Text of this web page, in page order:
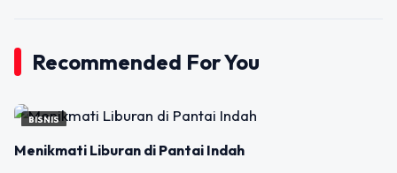
Recommended For You
BISNIS
Menikmati Liburan di Pantai Indah